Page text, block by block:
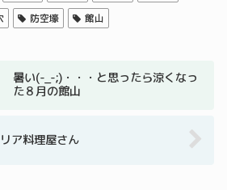
防空壕 館山
暑い(-_-;)・・・と思ったら涼くなっ
た８月の館山
ア料理屋さん